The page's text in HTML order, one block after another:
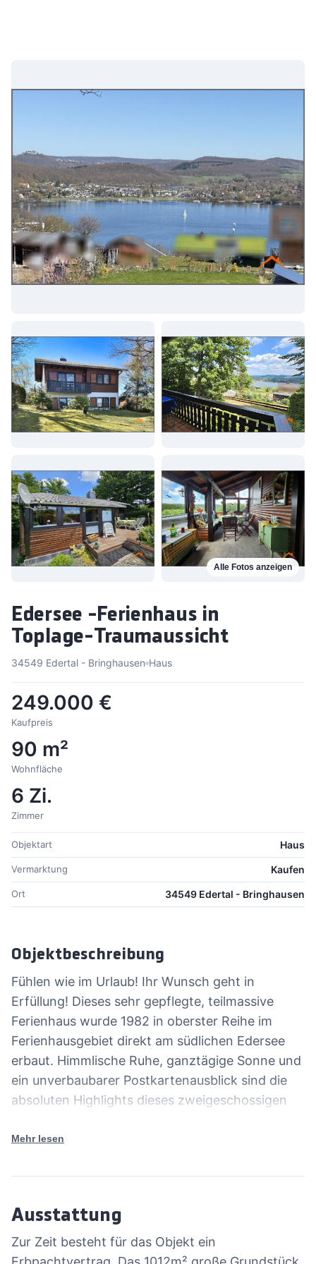
Alle Fotos anzeigen
Edersee -Ferienhaus in
Toplage-Traumaussicht
34549 Edertal - Bringhausen Haus
249.000 €
Kaufpreis
90 m²
Wohnfläche
6 Zi.
Zimmer
Objektart Haus
Vermarktung Kaufen
Ort 34549 Edertal - Bringhausen
Objektbeschreibung
Fühlen wie im Urlaub! Ihr Wunsch geht in
Erfüllung! Dieses sehr gepflegte, teilmassive
Ferienhaus wurde 1982 in oberster Reihe im
Ferienhausgebiet direkt am südlichen Edersee
erbaut. Himmlische Ruhe, ganztägige Sonne und
ein unverbaubarer Postkartenausblick sind die
absoluten Highlights dieses zweigeschossigen
Haus werden Sie vom Zauber des Edersees
Sowohl das Ober- als auch das Untergeschoss
bleibt somit Ihnen überlassen. In beiden Ebenen
befinden sich je drei Zimmer mit Bad und
Kochecke. Ein Wintergarten, eine Terrasse und
Mehr lesen
Ausstattung
Zur Zeit besteht für das Objekt ein